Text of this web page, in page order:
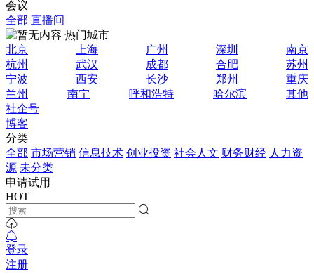
会议
全部 直播间
热门城市
北京
上海 广州 深圳
南京
杭州
武汉 成都 合肥
苏州
宁波
西安 长沙 郑州
重庆
兰州
南宁 呼和浩特 哈尔滨
其他
社企号
博客
分类
全部 市场营销 信息技术 创业投资 社会人文 财务财经 人力资
源 未分类
申请试用
HOT
登录
注册